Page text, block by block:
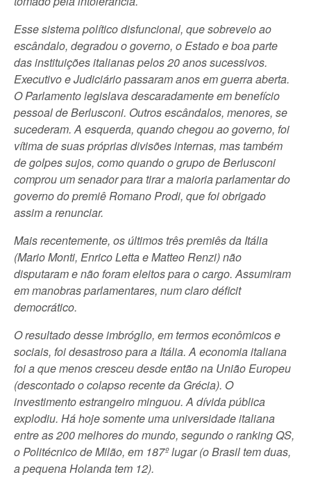
Esse sistema político disfuncional, que sobreveio ao
escândalo, degradou o governo, o Estado e boa parte
das instituições italianas pelos 20 anos sucessivos.
Executivo e Judiciário passaram anos em guerra aberta.
O Parlamento legislava descaradamente em benefício
pessoal de Berlusconi. Outros escândalos, menores, se
sucederam. A esquerda, quando chegou ao governo, foi
vítima de suas próprias divisões internas, mas também
de golpes sujos, como quando o grupo de Berlusconi
comprou um senador para tirar a maioria parlamentar do
governo do premiê Romano Prodi, que foi obrigado
assim a renunciar.
Mais recentemente, os últimos três premiês da Itália
(Mario Monti, Enrico Letta e Matteo Renzi) não
disputaram e não foram eleitos para o cargo. Assumiram
em manobras parlamentares, num claro déficit
democrático.
O resultado desse imbróglio, em termos econômicos e
sociais, foi desastroso para a Itália. A economia italiana
foi a que menos cresceu desde então na União Europeu
(descontado o colapso recente da Grécia). O
investimento estrangeiro minguou. A dívida pública
explodiu. Há hoje somente uma universidade italiana
entre as 200 melhores do mundo, segundo o ranking QS,
o Politécnico de Milão, em 187º lugar (o Brasil tem duas,
a pequena Holanda tem 12).